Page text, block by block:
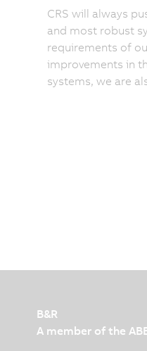
CRS will always
and most robust
requirements of
improvements in
systems, we are
B&R
A member of the